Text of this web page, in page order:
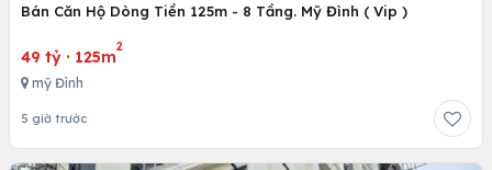
Bán Căn Hộ Dòng Tiền 125m - 8 Tầng. Mỹ Đình ( Vip )
49 tỷ · 125m
2
mỹ Đình
5 giờ trước